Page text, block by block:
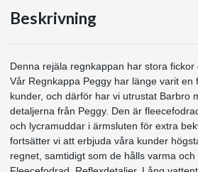
Beskrivning
Denna rejäla regnkappan har stora fickor
Vår Regnkappa Peggy har länge varit en
kunder, och därför har vi utrustat Barbro
detaljerna från Peggy. Den är
och lycramuddar i ärmsluten för extra
fortsätter vi att erbjuda våra kunder
regnet, samtidigt som de hålls varma och